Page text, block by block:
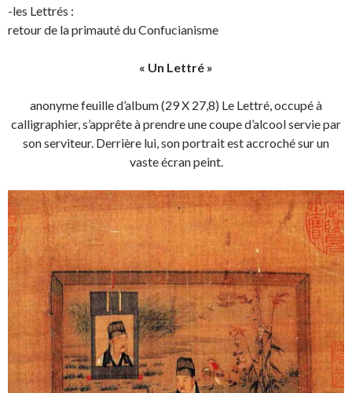
-les Lettrés :
retour de la primauté du Confucianisme
« Un Lettré »
anonyme feuille d’album (29 X 27,8) Le Lettré, occupé à
calligraphier, s’apprête à prendre une coupe d’alcool servie par
son serviteur. Derrière lui, son portrait est accroché sur un
vaste écran peint.